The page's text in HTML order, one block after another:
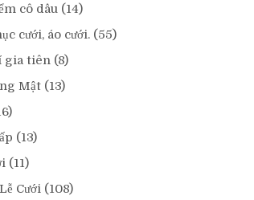
cô dâu (14)
cưới, áo cưới. (55)
gia tiên (8)
Mật (13)
(13)
(11)
Cưới (108)